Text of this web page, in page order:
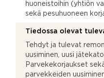
huoneistoihin (yhtiön
sekä pesuhuoneen
Tiedossa olevat
Tehdyt ja tulevat
uusiminen, uusi
Parvekekorjaukset
parvekkeiden